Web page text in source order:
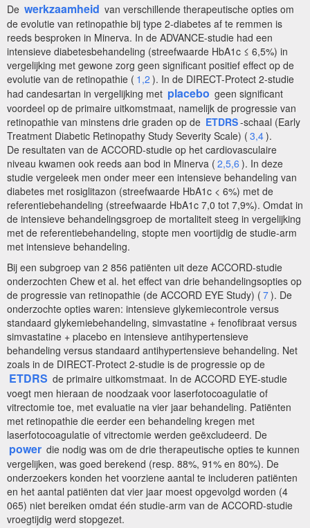
De werkzaamheid van verschillende therapeutische opties om
de evolutie van retinopathie bij type 2-diabetes af te remmen is
reeds besproken in Minerva. In de ADVANCE-studie had een
intensieve diabetesbehandeling (streefwaarde HbA1c ≤ 6,5%) in
vergelijking met gewone zorg geen significant positief effect op de
evolutie van de retinopathie ( 1,2 ). In de DIRECT-Protect 2-studie
had candesartan in vergelijking met placebo geen significant
voordeel op de primaire uitkomstmaat, namelijk de progressie van
retinopathie van minstens drie graden op de ETDRS-schaal (Early
Treatment Diabetic Retinopathy Study Severity Scale) ( 3,4).
De resultaten van de ACCORD-studie op het cardiovasculaire
niveau kwamen ook reeds aan bod in Minerva ( 2,5,6 ). In deze
studie vergeleek men onder meer een intensieve behandeling van
diabetes met rosiglitazon (streefwaarde HbA1c < 6%) met de
referentiebehandeling (streefwaarde HbA1c 7,0 tot 7,9%). Omdat in
de intensieve behandelingsgroep de mortaliteit steeg in vergelijking
met de referentiebehandeling, stopte men voortijdig de studie-arm
met intensieve behandeling.
Bij een subgroep van 2 856 patiënten uit deze ACCORD-studie
onderzochten Chew et al. het effect van drie behandelingsopties op
de progressie van retinopathie (de ACCORD EYE Study) ( 7). De
onderzochte opties waren: intensieve glykemiecontrole versus
standaard glykemiebehandeling, simvastatine + fenofibraat versus
simvastatine + placebo en intensieve antihypertensieve
behandeling versus standaard antihypertensieve behandeling. Net
zoals in de DIRECT-Protect 2-studie is de progressie op de
ETDRS de primaire uitkomstmaat. In de ACCORD EYE-studie
voegt men hieraan de noodzaak voor laserfotocoagulatie of
vitrectomie toe, met evaluatie na vier jaar behandeling. Patiënten
met retinopathie die eerder een behandeling kregen met
laserfotocoagulatie of vitrectomie werden geëxcludeerd. De
power die nodig was om de drie therapeutische opties te kunnen
vergelijken, was goed berekend (resp. 88%, 91% en 80%). De
onderzoekers konden het voorziene aantal te includeren patiënten
en het aantal patiënten dat vier jaar moest opgevolgd worden (4
065) niet bereiken omdat één studie-arm van de ACCORD-studie
vroegtijdig werd stopgezet.